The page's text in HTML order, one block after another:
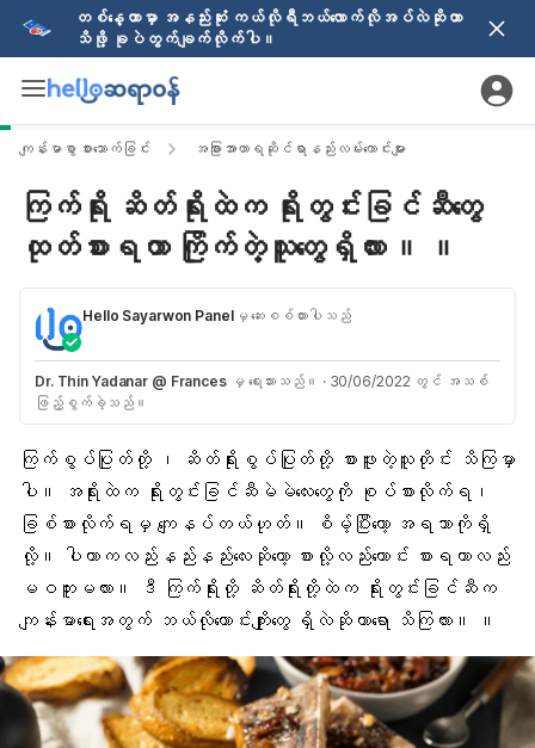
တစ်နေ့တာမှာ အနည်းဆုံး ကယ်လိုရီဘယ်လောက်လိုအပ်လဲဆိုတာ
သိဖို့ ခုပဲတွက်ချက်လိုက်ပါ။
ကျန်းမာစွာ စားသောက်ခြင်း အခြားအာဟာရဆိုင်ရာနည်းလမ်းကောင်းများ
ကြက်ရိုး ဆိတ်ရိုးထဲက ရိုးတွင်းခြင်ဆီတွေ
ထုတ်စားရတာ ကြိုက်တဲ့သူတွေရှိလား ။ ။
Hello Sayarwon Panelမှ ဆေးစစ်ထားပါသည်
Dr. Thin Yadanar @ Francesမှ ရေးသားသည်။ · 30/06/2022 တွင် အသစ်
ဖြည့်စွက်ခဲ့သည်။
ကြက်စွပ်ပြုတ် တို့ ၊ ဆိတ်ရိုးစွပ်ပြုတ်တို့ စားဖူးတဲ့သူတိုင်း သိကြမှာ
ပါ။ အရိုးထဲကရိုးတွင်းခြင်ဆီမဲမဲလေးတွေကို စုပ်စားလိုက်ရ၊
ခြစ်စားလိုက်ရမှ ကျေနပ်တယ်ဟုတ်။ စိမ့်ပြီးတော့ အရသာကိုရှိ
လို့။ ပါတာကလည်းနည်းနည်းလေးဆိုတော့ စားလို့လည်းကောင်း စားရတာလည်း
မဝဘူးမလား။ ဒီ
ကြက်ရို းတို့ ဆိတ်ရိုးတို့ထဲက ရိုးတွင်းခြင်ဆီက
ကျန်းမာရေးအတွက် ဘယ်လိုကောင်းကျိုးတွေ ရှိလဲဆိုတာရော သိကြလား။ ။